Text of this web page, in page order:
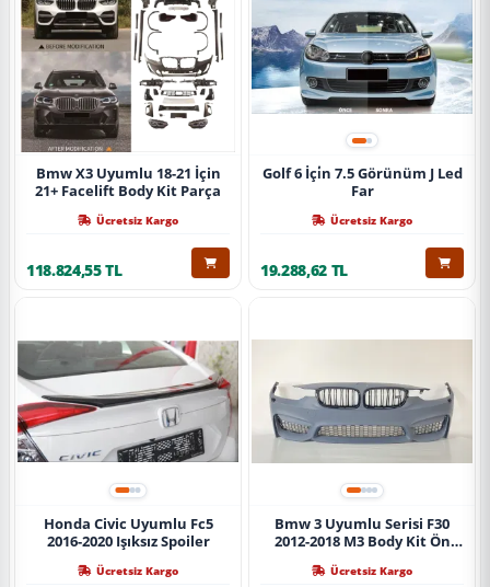
Bmw X3 Uyumlu 18-21 İçin
21+ Facelift Body Kit Parça
Ücretsiz Kargo
118.824,55 TL
Golf 6 İçi̇n 7.5 Görünüm J Led
Far
Ücretsiz Kargo
19.288,62 TL
Honda Civic Uyumlu Fc5
2016-2020 Işıksız Spoiler
Ücretsiz Kargo
Bmw 3 Uyumlu Serisi F30
2012-2018 M3 Body Kit Ön
Ücretsiz Kargo